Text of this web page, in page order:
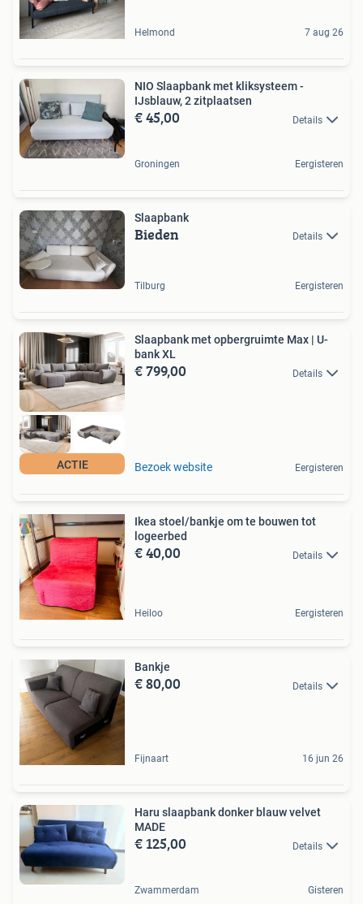
Helmond 7 aug 26
NIO Slaapbank met kliksysteem -
IJsblauw, 2 zitplaatsen
€ 45,00 Details
Groningen Eergisteren
Slaapbank
Bieden Details
Tilburg Eergisteren
ACTIE
Slaapbank met opbergruimte Max | U-
bank XL
€ 799,00 Details
Bezoek website Eergisteren
Ikea stoel/bankje om te bouwen tot
logeerbed
€ 40,00 Details
Heiloo Eergisteren
Bankje
€ 80,00 Details
Fijnaart 16 jun 26
Haru slaapbank donker blauw velvet
MADE
€ 125,00 Details
Zwammerdam Gisteren